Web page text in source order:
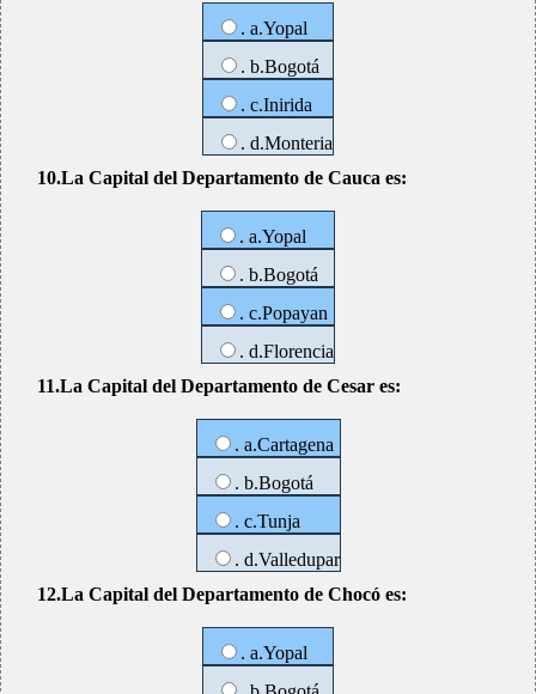
. a.Yopal
. b.Bogotá
. c.Inirida
. d.Monteria
10.La Capital del Departamento de Cauca es:
. a.Yopal
. b.Bogotá
. c.Popayan
. d.Florencia
11.La Capital del Departamento de Cesar es:
. a.Cartagena
. b.Bogotá
. c.Tunja
. d.Valledupar
12.La Capital del Departamento de Chocó es:
. a.Yopal